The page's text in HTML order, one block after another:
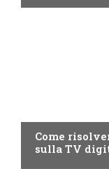
Come
sulla TV